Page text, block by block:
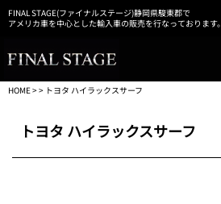
FINAL STAGE(ファイナルステージ)静岡県駿東郡で
アメリカ車を中心とした輸入車の販売を行なっております。
HOME> > トヨタ ハイラックスサーフ
トヨタ ハイラックスサーフ